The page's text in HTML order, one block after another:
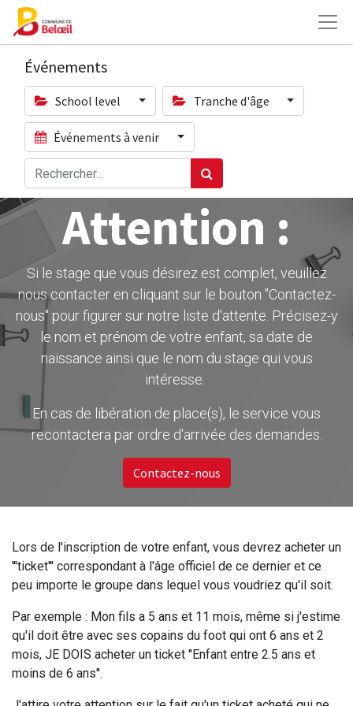
Événements
School level Tranche d'âge
Événements à venir
Attention :
Si le stage que vous désirez est complet, veuillez
nous contacter en cliquant sur le bouton ''Contactez-
nous" pour figurer sur notre liste d'attente. Précisez-y
le nom et prénom de votre enfant, sa date de
naissance ainsi que le nom du stage qui vous
intéresse.
En cas de libération de place(s), le service vous
recontactera par ordre d'arrivée des demandes.
Contactez-nous
Lors de l'inscription de votre enfant, vous devrez acheter un
'''ticket''' correspondant à l'âge officiel de ce dernier et ce
peu importe le groupe dans lequel vous voudriez qu'il soit.
Par exemple : Mon fils a 5 ans et 11 mois, même si j'estime
qu'il doit être avec ses copains du foot qui ont 6 ans et 2
mois, JE DOIS acheter un ticket ''Enfant entre 2.5 ans et
moins de 6 ans''.